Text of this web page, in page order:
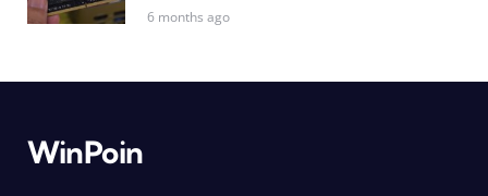
6 months ago
WinPoin